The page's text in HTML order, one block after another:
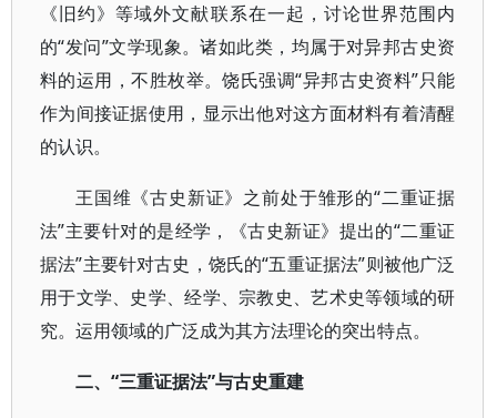
《旧约》等域外文献联系在一起，讨论世界范围内
的“发问”文学现象。诸如此类，均属于对异邦古史资
料的运用，不胜枚举。饶氏强调“异邦古史资料”只能
作为间接证据使用，显示出他对这方面材料有着清醒
的认识。
王国维《古史新证》之前处于雏形的“二重证据
法”主要针对的是经学，《古史新证》提出的“二重证
据法”主要针对古史，饶氏的“五重证据法”则被他广泛
用于文学、史学、经学、宗教史、艺术史等领域的研
究。运用领域的广泛成为其方法理论的突出特点。
二、“三重证据法”与古史重建